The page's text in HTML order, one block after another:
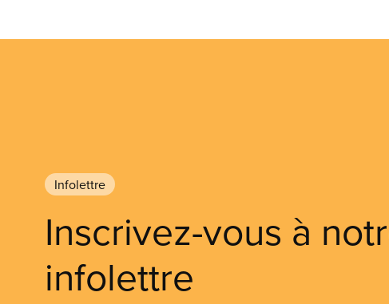
Infolettre
Inscrivez-vous à
infolettre